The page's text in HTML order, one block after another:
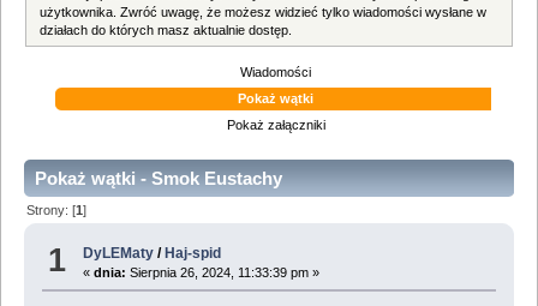
użytkownika. Zwróć uwagę, że możesz widzieć tylko wiadomości wysłane w
działach do których masz aktualnie dostęp.
Wiadomości
Pokaż wątki
Pokaż załączniki
Pokaż wątki - Smok Eustachy
Strony: [1]
1 DyLEMaty / Haj-spid
«dnia: Sierpnia 26, 2024, 11:33:39 pm »